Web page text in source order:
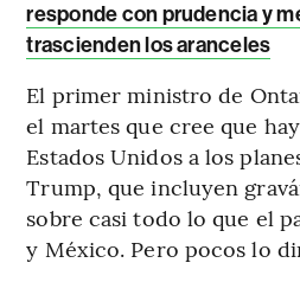
responde con prudencia y
trascienden los aranceles
El primer ministro de
el martes que cree que
Estados Unidos a los
Trump, que incluyen
sobre casi todo lo que el
y México. Pero pocos lo